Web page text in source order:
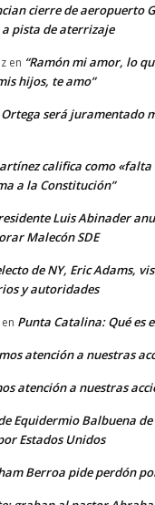
cierre de aeropuerto
pista de aterrizaje
en “Ramón mi amor, lo
hijos, te amo”
será juramentado
califica como «falta
a la Constitución”
Luis Abinader
Malecón SDE
de NY, Eric Adams,
y autoridades
en Punta Catalina: Qué es
atención a nuestras
atención a nuestras
Equidermio Balbuena
Estados Unidos
Berroa pide perdón